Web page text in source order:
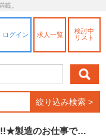
載。
ログイン 求人一覧
検討中
リスト
絞り込み検索 >
製造のお仕事で…